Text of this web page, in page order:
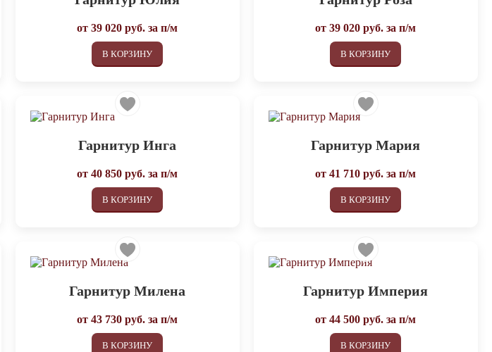
от39 020 руб. за п/м
В КОРЗИНУ
от39 020 руб. за п/м
В КОРЗИНУ
Гарнитур Инга
от40 850 руб. за п/м
В КОРЗИНУ
Гарнитур Мария
от41 710 руб. за п/м
В КОРЗИНУ
Гарнитур Милена
от43 730 руб. за п/м
В КОРЗИНУ
Гарнитур Империя
от44 500 руб. за п/м
В КОРЗИНУ